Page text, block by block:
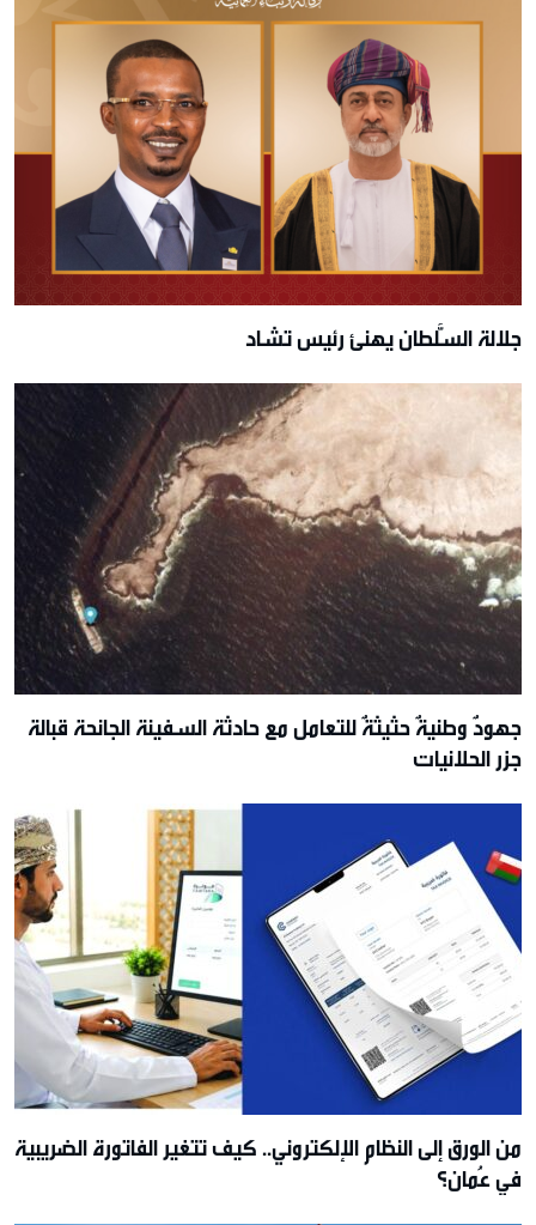
جلالة السُّلطان يهنئ رئيس تشاد
جهودٌ وطنيةٌ حثيثةٌ للتعامل مع حادثة السفينة الجانحة قبالة
جزر الحلانيات
من الورق إلى النظام الإلكتروني.. كيف تتغير الفاتورة الضريبية
في عُمان؟